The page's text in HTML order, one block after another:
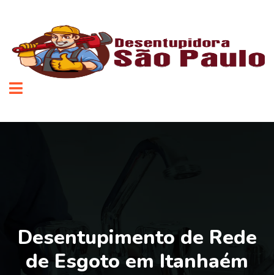
Desentupimento de Rede
de Esgoto em Itanhaém